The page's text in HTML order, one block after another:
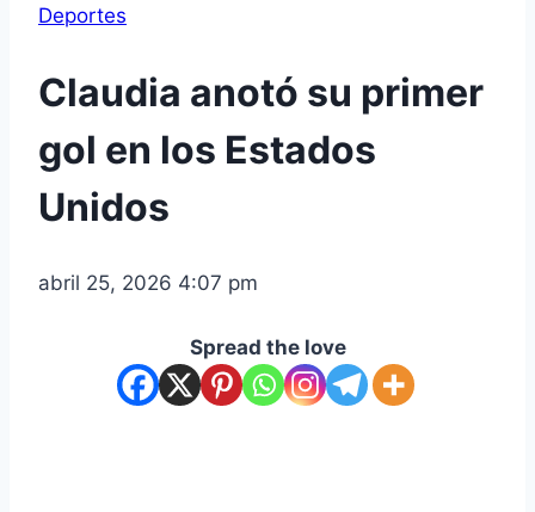
Deportes
Claudia anotó su primer
gol en los Estados
Unidos
abril 25, 2026 4:07 pm
Spread the love